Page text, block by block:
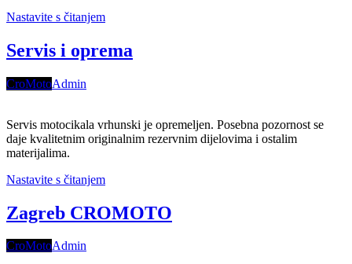
Nastavite s čitanjem
Servis i oprema
CroMotoAdmin
Servis motocikala vrhunski je opremeljen. Posebna pozornost se
daje kvalitetnim originalnim rezervnim dijelovima i ostalim
materijalima.
Nastavite s čitanjem
Zagreb CROMOTO
CroMotoAdmin